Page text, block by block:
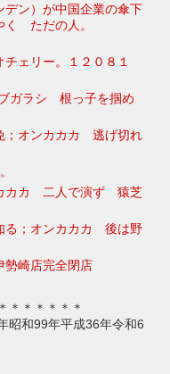
デン）が中国企業の傘下
く ただの人。
ェリー。１２０８１
ガラシ 根っ子を掴め
；オンカカカ 逃げ切れ
カカ 二人で演ず 猿芝
る；オンカカカ 後は野
崎店完全閉店
＊＊＊＊＊＊
昭和99年平成36年令和6